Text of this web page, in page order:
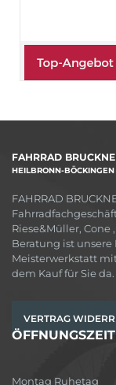
FAHRRAD
HEILBRONN-BÖCKINGEN
FAHRRAD
Riese&Müller, Cone
Beratung ist unsere
Meisterwerkstatt
dem Kauf für Sie da.
VERTRAG
Montag Ruhetag